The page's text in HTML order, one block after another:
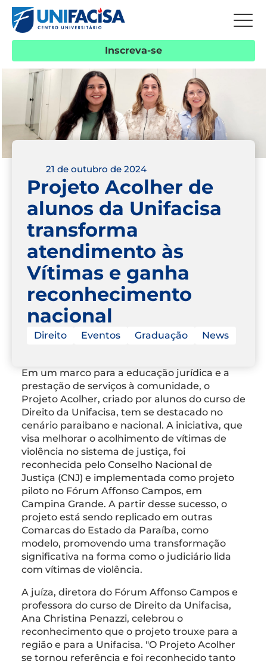
Inscreva-se
21 de outubro de 2024
Projeto Acolher de
alunos da Unifacisa
transforma
atendimento às
Vítimas e ganha
reconhecimento
nacional
Direito Eventos Graduação News
Em um marco para a educação jurídica e a
prestação de serviços à comunidade, o
Projeto Acolher, criado por alunos do curso de
Direito da Unifacisa, tem se destacado no
cenário paraibano e nacional. A iniciativa, que
visa melhorar o acolhimento de vítimas de
violência no sistema de justiça, foi
reconhecida pelo Conselho Nacional de
Justiça (CNJ) e implementada como projeto
piloto no Fórum Affonso Campos, em
Campina Grande. A partir desse sucesso, o
projeto está sendo replicado em outras
Comarcas do Estado da Paraíba, como
modelo, promovendo uma transformação
significativa na forma como o judiciário lida
com vítimas de violência.
A juíza, diretora do Fórum Affonso Campos e
professora do curso de Direito da Unifacisa,
Ana Christina Penazzi, celebrou o
reconhecimento que o projeto trouxe para a
região e para a Unifacisa. "O Projeto Acolher
se tornou referência e foi reconhecido tanto